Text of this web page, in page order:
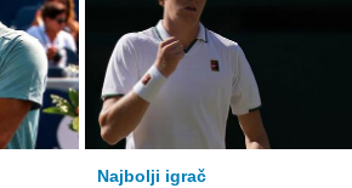
Najbolji igrač